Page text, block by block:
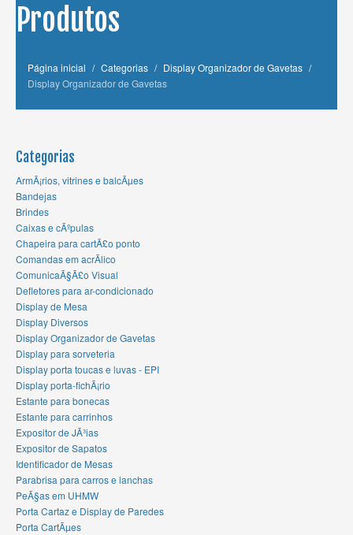
Produtos
Página inicial / Categorias / Display Organizador de Gavetas /
Display Organizador de Gavetas
Categorias
ArmÃ¡rios, vitrines e balcÃµes
Bandejas
Brindes
Caixas e cÃºpulas
Chapeira para cartÃ£o ponto
Comandas em acrÃ­lico
ComunicaÃ§Ã£o Visual
Defletores para ar-condicionado
Display de Mesa
Display Diversos
Display Organizador de Gavetas
Display para sorveteria
Display porta toucas e luvas - EPI
Display porta-fichÃ¡rio
Estante para bonecas
Estante para carrinhos
Expositor de JÃ³ias
Expositor de Sapatos
Identificador de Mesas
Parabrisa para carros e lanchas
PeÃ§as em UHMW
Porta Cartaz e Display de Paredes
Porta CartÃµes